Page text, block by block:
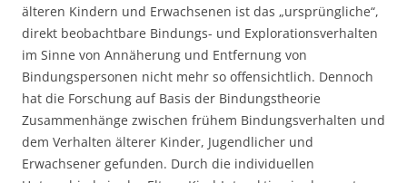
älteren Kindern und Erwachsenen ist das „ursprüngliche“,
direkt beobachtbare Bindungs- und Explorationsverhalten
im Sinne von Annäherung und Entfernung von
Bindungspersonen nicht mehr so offensichtlich. Dennoch
hat die Forschung auf Basis der Bindungstheorie
Zusammenhänge zwischen frühem Bindungsverhalten und
dem Verhalten älterer Kinder, Jugendlicher und
Erwachsener gefunden. Durch die individuellen